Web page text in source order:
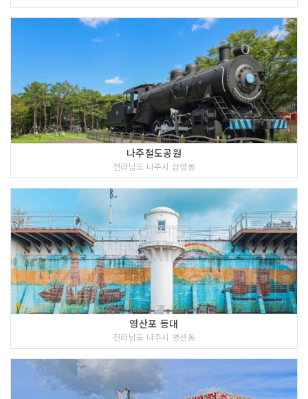
나주철도공원
전라남도 나주시 삼영동
영산포 등대
전라남도 나주시 영산동